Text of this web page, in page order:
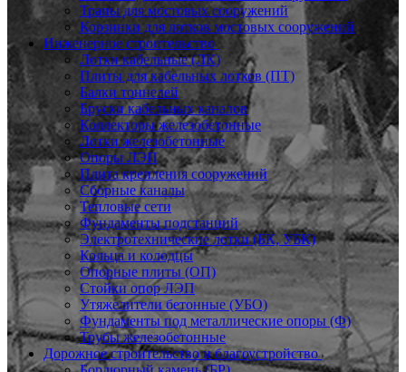
Трапы для мостовых сооружений
Корзинки для лотков мостовых сооружений
Инженерное строительство
Лотки кабельные (ЛК)
Плиты для кабельных лотков (ПТ)
Балки тоннелей
Бруски кабельных каналов
Коллекторы железобетонные
Лотки железобетонные
Опоры ЛЭП
Плита крепления сооружений
Сборные каналы
Тепловые сети
Фундаменты подстанций
Электротехнические лотки (БК, УБК)
Кольца и колодцы
Опорные плиты (ОП)
Стойки опор ЛЭП
Утяжелители бетонные (УБО)
Фундаменты под металлические опоры (Ф)
Трубы железобетонные
Дорожное строительство и благоустройство